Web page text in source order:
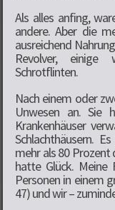
Als alles anfing,
andere. Aber die
ausreichend
Revolver, einige
Schrotflinten.
Nach einem oder
Unwesen an. Sie
Krankenhäuser
Schlachthäusern.
mehr als 80
hatte Glück.
Personen in einem
47) und wir –